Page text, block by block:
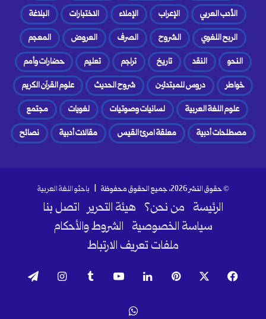
الأدب العربي
الإعراب الإملاء الاختبارات
البلاغة
الربح اللغوي
الشروح الصرف العروض
المعجم
النحو
النقد تاريخ تراجم تعليم
حضارات وأمم
خواطر
دروس للمبتدئين شروح الحديث
علوم القرآن الكريم
علوم اللغة العربية
لسانيات وصوتيات لغويات
مجتمع
مصطلحات أدبية
معلقة امرئ القيس مقالات أدبية نصائح
© حقوق النشر 2026، جميع الحقوق محفوظة | باحثو اللغة العربية
الرئيسة من نحن؟ هيئة التحرير اتصل بنا
سياسة الخصوصية الشروط والأحكام
ملفات تعريف الارتباط
فيسبوك بينتيريست لينكدإن ‫YouTube انستقرام